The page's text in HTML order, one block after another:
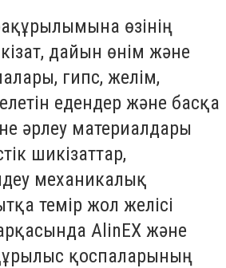
өзінің
дайын өнім және
гипс, желім,
едендер және басқа
әрлеу материалдары
шикізаттар,
механикалық
темір жол желісі
AlinEX және
қоспаларының